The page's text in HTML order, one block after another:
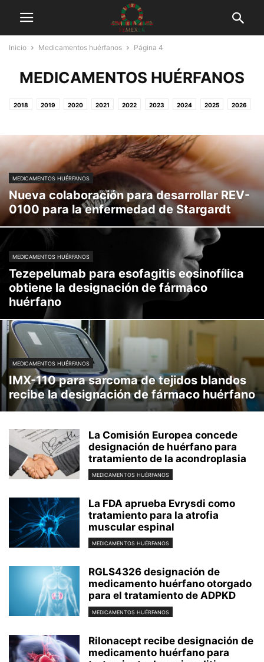
Inicio Medicamentos huérfanos Página 4
MEDICAMENTOS HUÉRFANOS
2018 2019 2020 2021 2022 2023 2024 2025 2026
EEUU EMPRESAS FARMACÉUTICAS EN LOS MEDIOS DE COMUNICACIÓN
ENFERMEDADES RARAS ESPAÑA EVENTOS Y CHARLAS FEMEXER
INFORMACIÓN DE SALUD INVESTIGACIÓN MÉDICA
MEDICAMENTOS HUÉRFANOS MÉDICOS Y PACIENTES TESTIMONIOS
TUITS
MEDICAMENTOS HUÉRFANOS
Nueva colaboración para desarrollar REV-
0100 para la enfermedad de Stargardt
MEDICAMENTOS HUÉRFANOS
Tezepelumab para esofagitis eosinofílica
obtiene la designación de fármaco
huérfano
MEDICAMENTOS HUÉRFANOS
IMX-110 para sarcoma de tejidos blandos
recibe la designación de fármaco huérfano
La Comisión Europea concede
designación de huérfano para
tratamiento de la acondroplasia
MEDICAMENTOS HUÉRFANOS
La FDA aprueba Evrysdi como
tratamiento para la atrofia
muscular espinal
MEDICAMENTOS HUÉRFANOS
RGLS4326 designación de
medicamento huérfano otorgado
para el tratamiento de ADPKD
MEDICAMENTOS HUÉRFANOS
Rilonacept recibe designación de
medicamento huérfano para